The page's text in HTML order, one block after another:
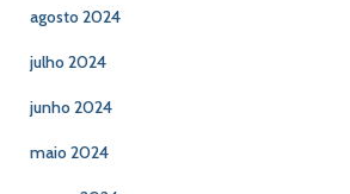
agosto 2024
julho 2024
junho 2024
maio 2024